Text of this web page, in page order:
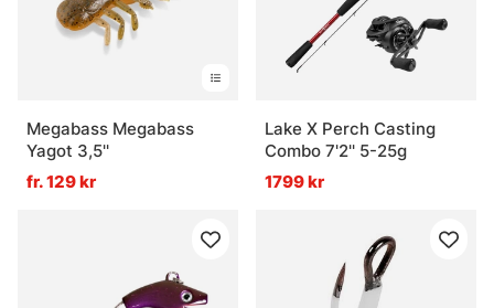
Megabass Megabass
Yagot 3,5''
fr. 129 kr
Lake X Perch Casting
Combo 7'2'' 5-25g
1799 kr